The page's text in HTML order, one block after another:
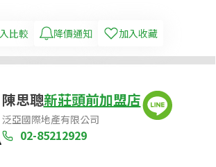
比較 降價通知 加入收藏
陳思聰新莊頭前加盟店
泛亞國際地產有限公司
02-85212929